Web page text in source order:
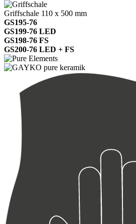
Griffschale 110 x 500 mm
GS195-76
GS199-76 LED
GS198-76 FS
GS200-76 LED + FS